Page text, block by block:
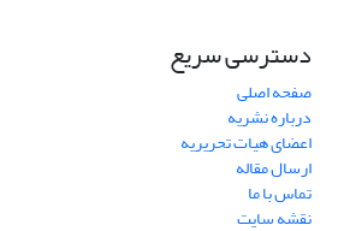
دسترسی سریع
صفحه اصلی
درباره نشریه
اعضای هیات تحریریه
ارسال مقاله
تماس با ما
نقشه سایت